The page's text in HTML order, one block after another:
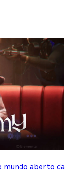
mundo aberto da